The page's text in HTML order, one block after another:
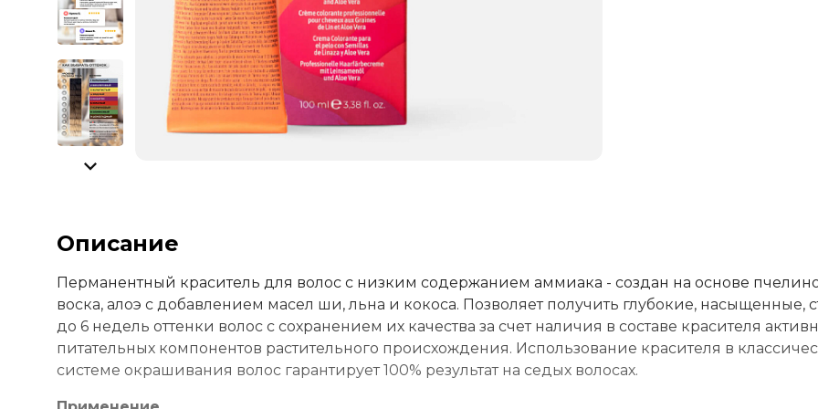
Описание
Перманентный краситель для волос с низким содержанием аммиака - создан на основе
воска, алоэ с добавлением масел ши, льна и кокоса. Позволяет получить глубокие, насыщенные,
до 6 недель оттенки волос с сохранением их качества за счет наличия в составе красителя
питательных компонентов растительного происхождения. Использование красителя в
системе окрашивания волос гарантирует 100% результат на седых волосах.